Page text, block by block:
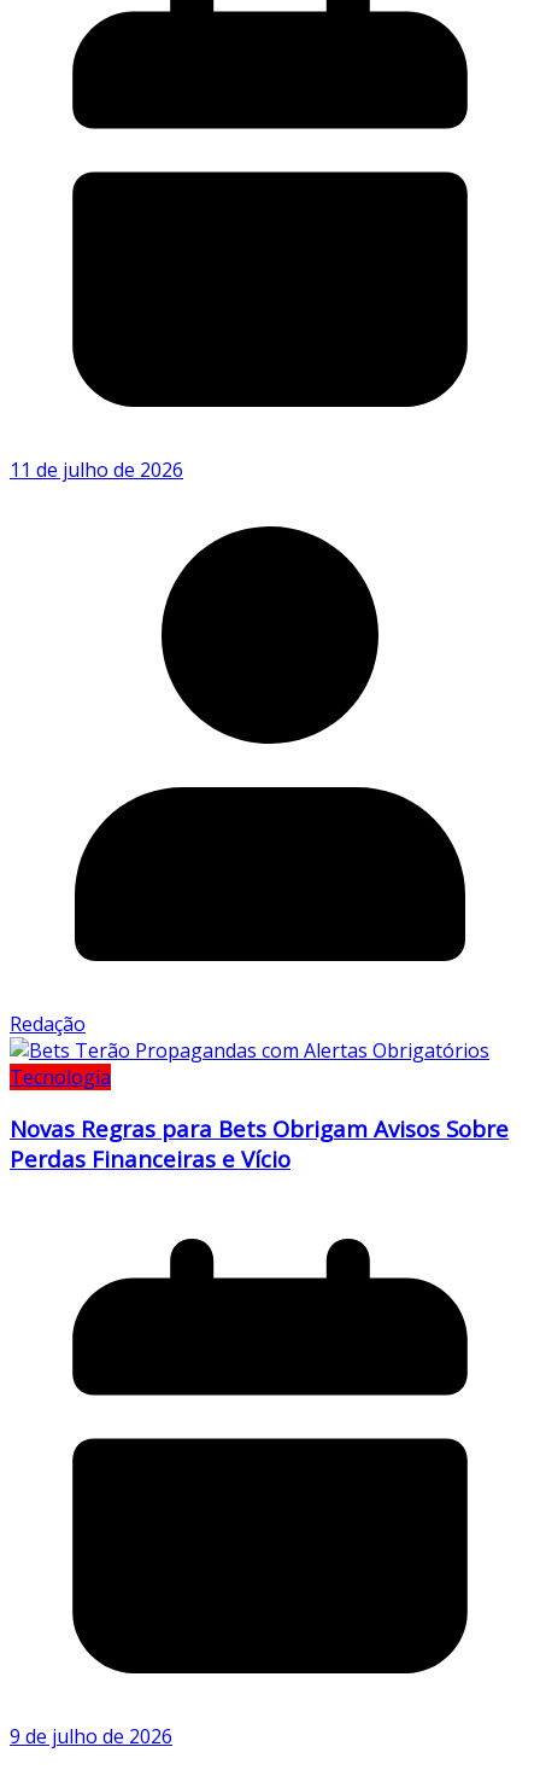
11 de julho de 2026
Redação
Tecnologia
Novas Regras para Bets Obrigam Avisos Sobre
Perdas Financeiras e Vício
9 de julho de 2026